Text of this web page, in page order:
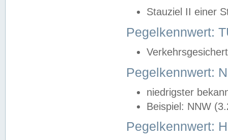
Stauziel II einer
Pegelkennwert:
Pegelkennwert:
niedrigster
Beispiel: NNW
Pegelkennwert: